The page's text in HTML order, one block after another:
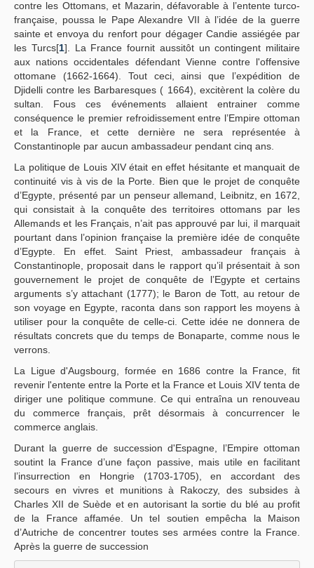
contre les Ottomans, et Mazarin, défavorable à l’entente turco-
française, poussa le Pape Alexandre VII à l’idée de la guerre
sainte et envoya du renfort pour dégager Candie assiégée par
les Turcs[1]. La France fournit aussitôt un contingent militaire
aux nations occidentales défendant Vienne contre l'offensive
ottomane (1662-1664). Tout ceci, ainsi que l’expédition de
Djidelli contre les Barbaresques ( 1664), excitèrent la colère du
sultan. Fous ces événements allaient entrainer comme
conséquence le premier refroidissement entre l’Empire ottoman
et la France, et cette dernière ne sera représentée à
Constantinople par aucun ambassadeur pendant cinq ans.
La politique de Louis XIV était en effet hésitante et manquait de
continuité vis à vis de la Porte. Bien que le projet de conquête
d’Egypte, présenté par un penseur allemand, Leibnitz, en 1672,
qui consistait à la conquête des territoires ottomans par les
Allemands et les Français, n’ait pas approuvé par lui, il marquait
pourtant dans l’opinion française la première idée de conquête
d’Egypte. En effet. Saint Priest, ambassadeur français à
Constantinople, proposait dans le rapport qu’il présentait à son
gouvernement le projet de conquête de l’Egypte et certains
arguments s’y attachant (1777); le Baron de Tott, au retour de
son voyage en Egypte, raconta dans son rapport les moyens à
utiliser pour la conquête de celle-ci. Cette idée ne donnera de
résultats concrets que du temps de Bonaparte, comme nous le
verrons.
La Ligue d'Augsbourg, formée en 1686 contre la France, fit
revenir l'entente entre la Porte et la France et Louis XIV tenta de
diriger une politique commune. Ce qui entraîna un renouveau
du commerce français, prêt désormais à concurrencer le
commerce anglais.
Durant la guerre de succession d'Espagne, l’Empire ottoman
soutint la France d’une façon passive, mais utile en facilitant
l’insurrection en Hongrie (1703-1705), en accordant des
secours en vivres et munitions à Rakoczy, des subsides à
Charles XII de Suède et en autorisant la sortie du blé au profit
de la France affamée. Un tel soutien empêcha la Maison
d’Autriche de concentrer toutes ses armées contre la France.
Après la guerre de succession